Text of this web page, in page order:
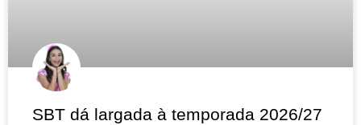
SBT dá largada à temporada 2026/27